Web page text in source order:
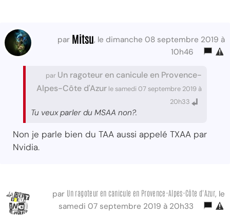
par Mitsu, le dimanche 08 septembre 2019 à
10h46
par Un ragoteur en canicule en Provence-
Alpes-Côte d'Azur le samedi 07 septembre 2019 à
20h33
Tu veux parler du MSAA non?.
Non je parle bien du TAA aussi appelé TXAA par
Nvidia.
par Un ragoteur en canicule en Provence-Alpes-Côte d'Azur, le
samedi 07 septembre 2019 à 20h33